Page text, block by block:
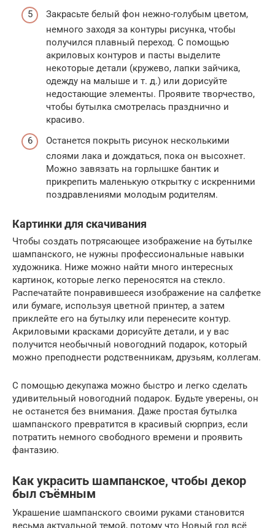
Закрасьте белый фон нежно-голубым цветом,
немного заходя за контуры рисунка, чтобы
получился плавный переход. С помощью
акриловых контуров и пасты выделите
некоторые детали (кружево, лапки зайчика,
одежду на малыше и т. д.) или дорисуйте
недостающие элементы. Проявите творчество,
чтобы бутылка смотрелась празднично и
красиво.
Останется покрыть рисунок несколькими
слоями лака и дождаться, пока он высохнет.
Можно завязать на горлышке бантик и
прикрепить маленькую открытку с искренними
поздравлениями молодым родителям.
Картинки для скачивания
Чтобы создать потрясающее изображение на бутылке
шампанского, не нужны профессиональные навыки
художника. Ниже можно найти много интересных
картинок, которые легко переносятся на стекло.
Распечатайте понравившееся изображение на салфетке
или бумаге, используя цветной принтер, а затем
приклейте его на бутылку или перенесите контур.
Акриловыми красками дорисуйте детали, и у вас
получится необычный новогодний подарок, который
можно преподнести родственникам, друзьям, коллегам.
С помощью декупажа можно быстро и легко сделать
удивительный новогодний подарок. Будьте уверены, он
не останется без внимания. Даже простая бутылка
шампанского превратится в красивый сюрприз, если
потратить немного свободного времени и проявить
фантазию.
Как украсить шампанское, чтобы декор
был съёмным
Украшение шампанского своими руками становится
весьма актуальной темой, потому что Новый год всё